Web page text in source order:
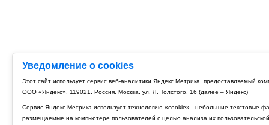
Уведомление о cookies
Этот сайт использует сервис веб-аналитики Яндекс Метрика, предоставляемый
ООО «Яндекс», 119021, Россия, Москва, ул. Л. Толстого, 16 (далее – Яндекс)
Сервис Яндекс Метрика использует технологию «cookie» - небольшие текстовые
размещаемые на компьютере пользователей с целью анализа их пользовательской